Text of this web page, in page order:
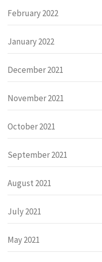
February 2022
January 2022
December 2021
November 2021
October 2021
September 2021
August 2021
July 2021
May 2021